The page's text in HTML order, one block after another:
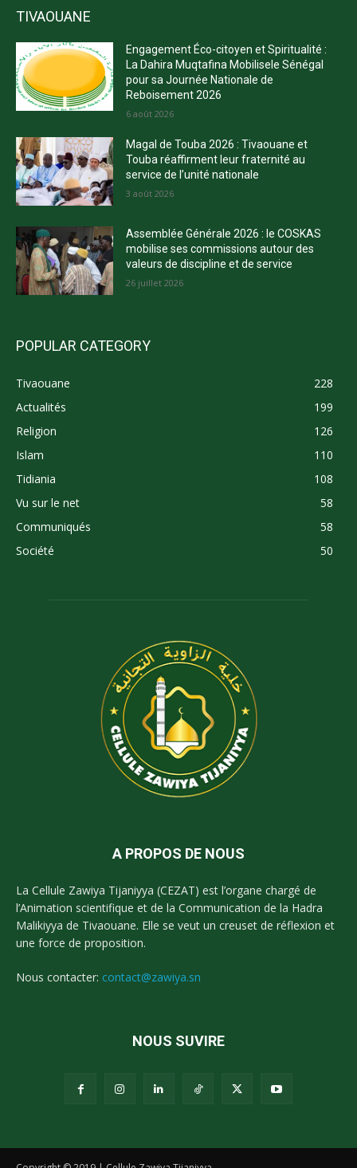
TIVAOUANE
Engagement Éco-citoyen et Spiritualité :
La Dahira Muqtafina Mobilisele Sénégal
pour sa Journée Nationale de
Reboisement 2026
6 août 2026
Magal de Touba 2026 : Tivaouane et
Touba réaffirment leur fraternité au
service de l’unité nationale
3 août 2026
Assemblée Générale 2026 : le COSKAS
mobilise ses commissions autour des
valeurs de discipline et de service
26 juillet 2026
POPULAR CATEGORY
Tivaouane
228
Actualités
199
Religion
126
Islam
110
Tidiania
108
Vu sur le net
58
Communiqués
58
Société
50
A PROPOS DE NOUS
La Cellule Zawiya Tijaniyya (CEZAT) est l’organe chargé de
l’Animation scientifique et de la Communication de la Hadra
Malikiyya de Tivaouane. Elle se veut un creuset de réflexion et
une force de proposition.
Nous contacter: contact@zawiya.sn
NOUS SUVIRE